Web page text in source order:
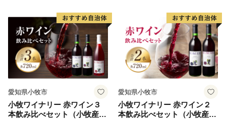
＞＞高鍋町ふるさと納税サポート室
TEL:0983-32-0277
◎受領証明書・ワンストップ特例申請書についての問合
せ先
＞＞高鍋町ふるさと納税サポート室
TEL: 0983-32-0277
＝＝＝＝＝＝＝＝＝＝＝＝＝＝＝＝＝＝＝＝＝＝＝＝＝
愛知県小牧市
小牧ワイナリー 赤ワイン３
本飲み比べセット（小牧産ぶ
愛知県小牧市
小牧ワイナリー 赤ワイン２
本飲み比べセット（小牧産ぶ